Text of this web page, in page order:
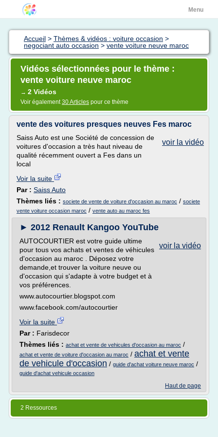
Menu
Accueil > Thèmes & vidéos : voiture occasion >
negociant auto occasion > vente voiture neuve maroc
Vidéos sélectionnées pour le thème :
vente voiture neuve maroc
→ 2 Vidéos
Voir également30 Articles pour ce thème
vente des voitures presques neuves Fes maroc
voir la vidéo
Saiss Auto est une Société de concession de
voitures d'occasion a très haut niveau de
qualité récemment ouvert a Fes dans un
local
Voir la suite
Par : Saiss Auto
Thèmes liés : societe de vente de voiture d'occasion au maroc / societe
vente voiture occasion maroc / vente auto au maroc fes
► 2012 Renault Kangoo YouTube
voir la vidéo
AUTOCOURTIER est votre guide ultime
pour tous vos achats et ventes de véhicules
d'occasion au maroc . Déposez votre
demande,et trouver la voiture neuve ou
d'occasion qui s'adapte à votre budget et à
vos préférences.
www.autocourtier.blogspot.com
www.facebook.com/autocourtier
Voir la suite
Par : Farisdecor
Thèmes liés : achat et vente de vehicules d'occasion au maroc /
achat et vente de voiture d'occasion au maroc / achat et vente
de vehicule d'occasion / guide d'achat voiture neuve maroc /
guide d'achat vehicule occasion
Haut de page
2 Ressources